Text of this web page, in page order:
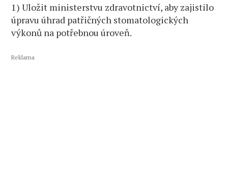
1) Uložit ministerstvu zdravotnictví, aby zajistilo
úpravu úhrad patřičných stomatologických
výkonů na potřebnou úroveň.
Reklama